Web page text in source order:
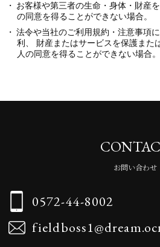
お客様や第三者の生命・身体・財産
の同意を得ることができない場合。
法令や当社のご利用規約・注意事項
利、 財産またはサービスを保護また
人の同意を得ることができない場合。
お問い合わせ
0572-44-8002